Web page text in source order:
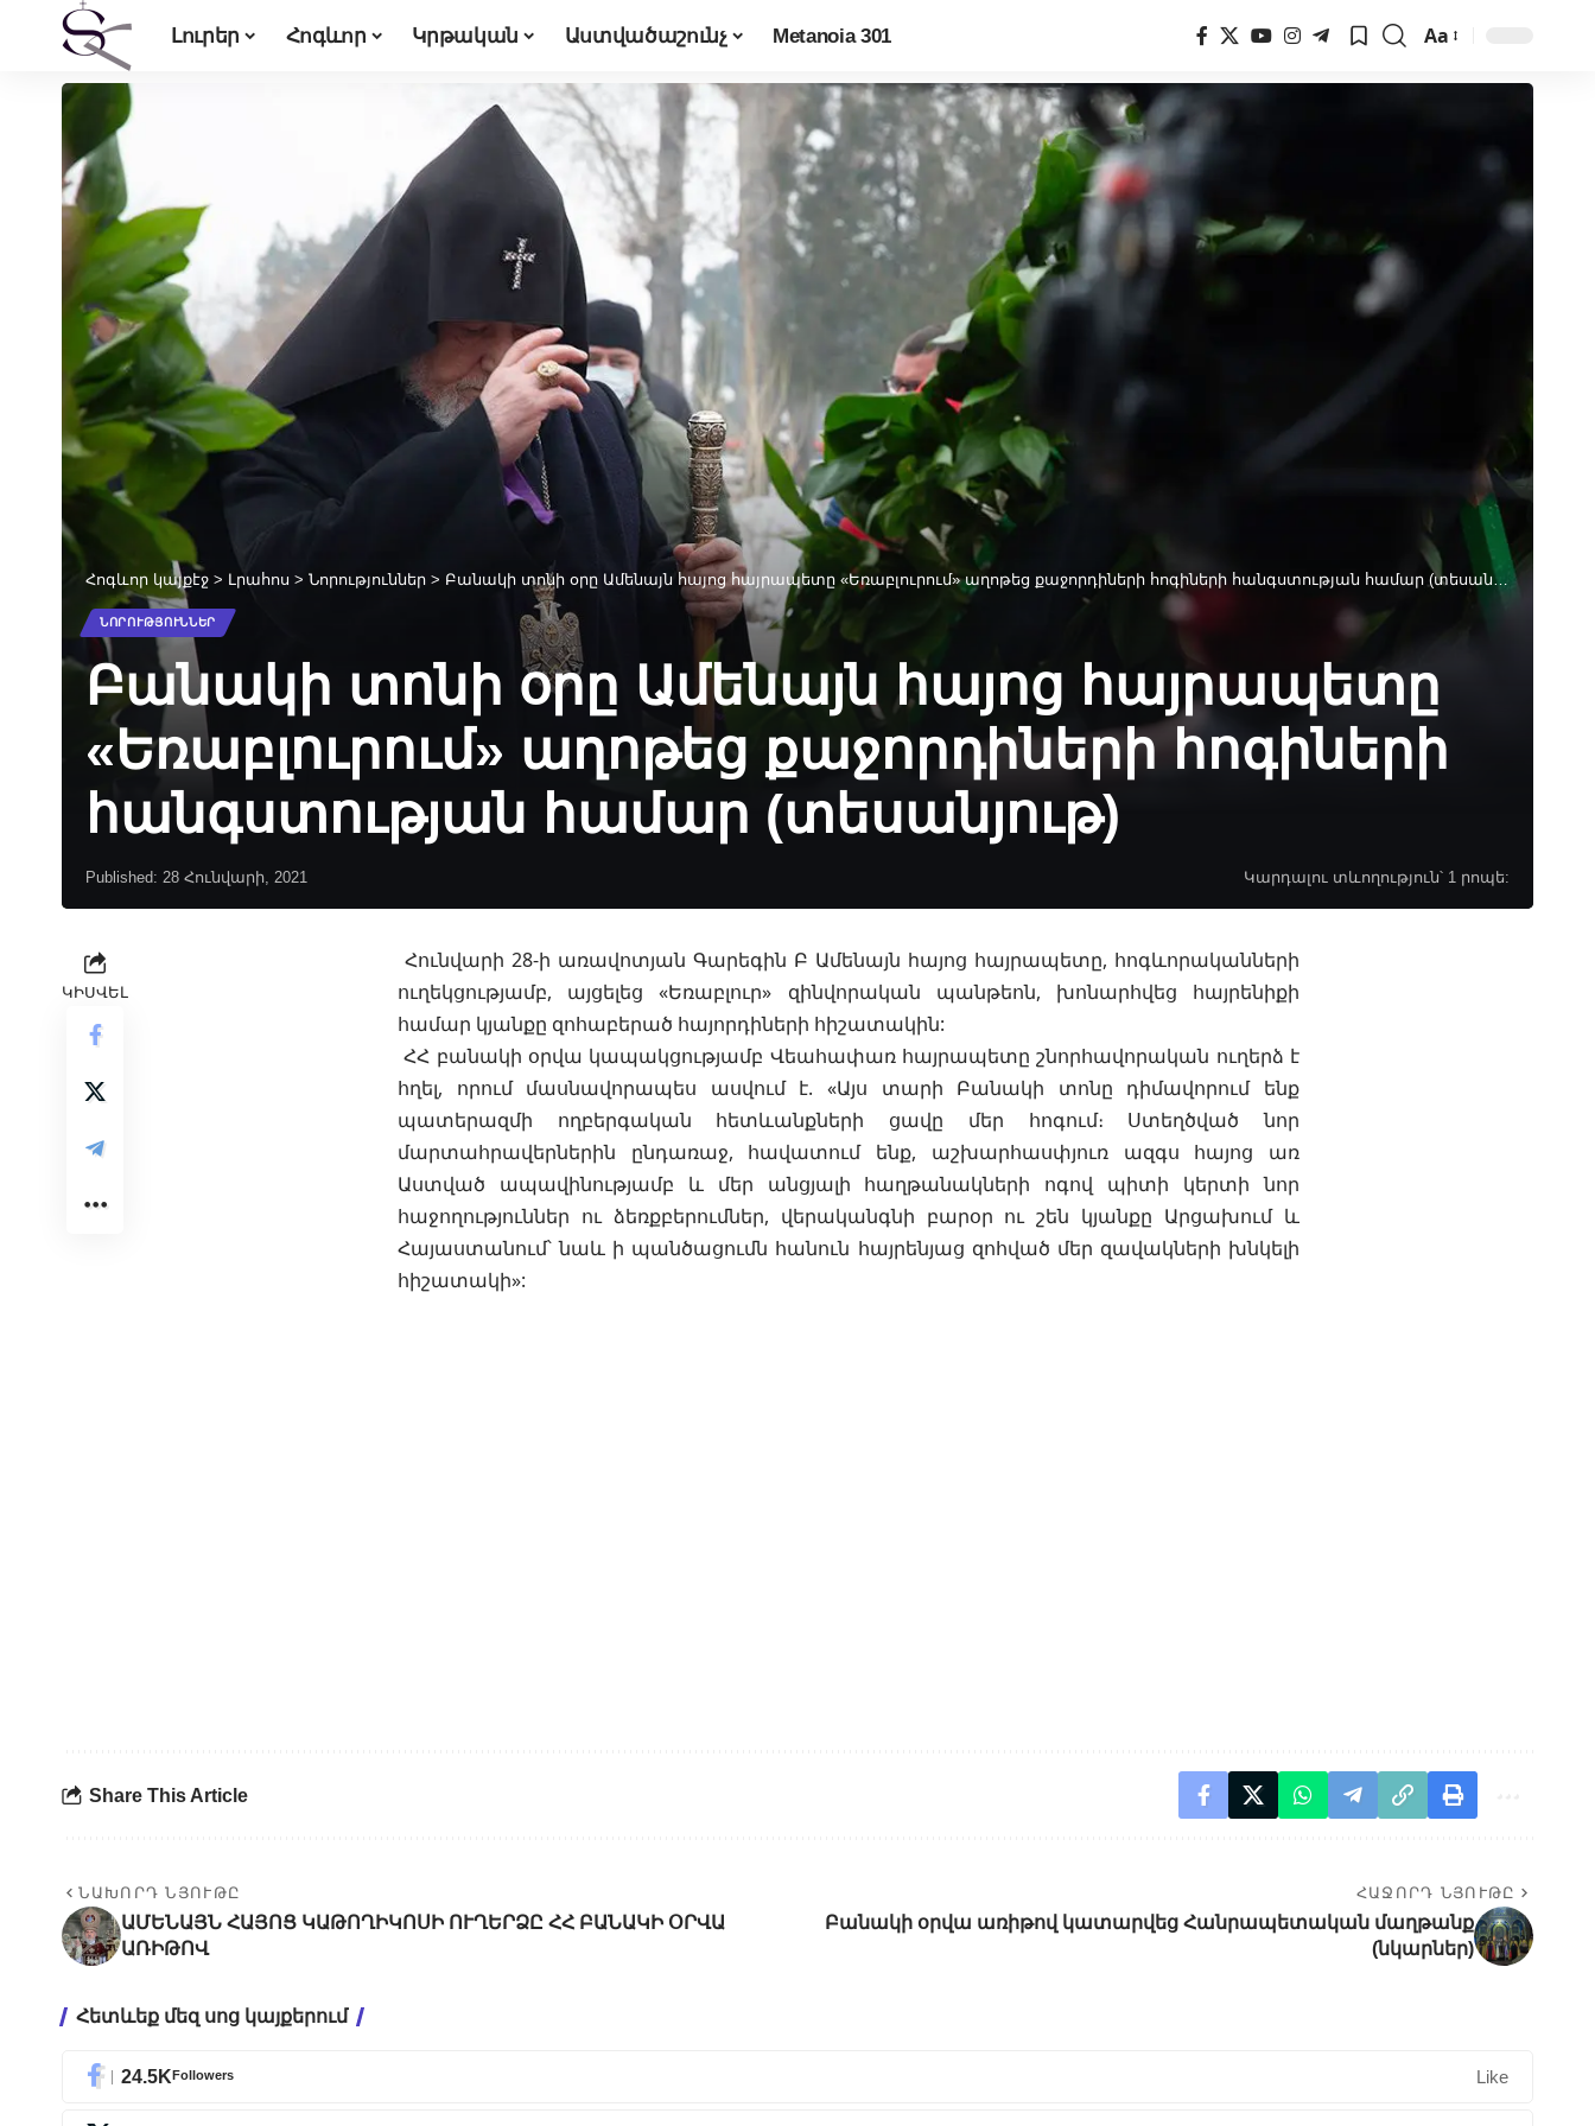
Լուրեր Հոգևոր Կրթական Աստվածաշունչ Metanoia 301
Font
Resizer
Aa
Հոգևոր կայքէջ > Լրահոս > Նորություններ > Բանակի տոնի օրը Ամենայն հայոց հայրապետը «Եռաբլուրում» աղոթեց քաջորդիների հոգիների հանգստության համար (տեսանյութ)
ՆՈՐՈՒԹՅՈՒՆՆԵՐ
Բանակի տոնի օրը Ամենայն հայոց հայրապետը
«Եռաբլուրում» աղոթեց քաջորդիների հոգիների
հանգստության համար (տեսանյութ)
Published: 28 Հունվարի, 2021 Կարդալու տևողություն՝ 1 րոպե:
ԿԻՍՎԵԼ
Հունվարի 28-ի առավոտյան Գարեգին Բ Ամենայն hայոց հայրապետը, հոգևորականների
ուղեկցությամբ, այցելեց «Եռաբլուր» զինվորական պանթեոն, խոնարհվեց հայրենիքի
համար կյանքը զոհաբերած հայորդիների հիշատակին:
ՀՀ բանակի օրվա կապակցությամբ Վեահափառ հայրապետը շնորհավորական ուղերձ է
հղել, որում մասնավորապես ասվում է. «Այս տարի Բանակի տոնը դիմավորում ենք
պատերազմի ողբերգական հետևանքների ցավը մեր հոգում։ Ստեղծված նոր
մարտահրավերներին ընդառաջ, հավատում ենք, աշխարհասփյուռ ազգս հայոց առ
Աստված ապավինությամբ և մեր անցյալի հաղթանակների ոգով պիտի կերտի նոր
հաջողություններ ու ձեռքբերումներ, վերականգնի բարօր ու շեն կյանքը Արցախում և
Հայաստանում՝ նաև ի պանծացումն հանուն հայրենյաց զոհված մեր զավակների խնկելի
հիշատակի»:
Share This Article
ՆԱԽՈՐԴ ՆՅՈՒԹԸ
ԱՄԵՆԱՅՆ ՀԱՅՈՑ ԿԱԹՈՂԻԿՈՍԻ ՈՒՂԵՐՁԸ ՀՀ ԲԱՆԱԿԻ ՕՐՎԱ
ԱՌԻԹՈՎ
ՀԱՋՈՐԴ ՆՅՈՒԹԸ
Բանակի օրվա առիթով կատարվեց Հանրապետական մաղթանք
(նկարներ)
Հետևեք մեզ սոց կայքերում
24.5KFollowers Like